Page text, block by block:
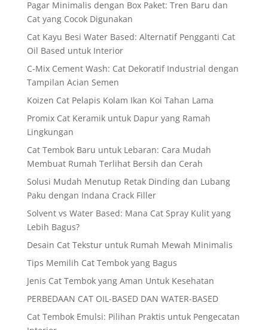
Pagar Minimalis dengan Box Paket: Tren Baru dan
Cat yang Cocok Digunakan
Cat Kayu Besi Water Based: Alternatif Pengganti Cat
Oil Based untuk Interior
C-Mix Cement Wash: Cat Dekoratif Industrial dengan
Tampilan Acian Semen
Koizen Cat Pelapis Kolam Ikan Koi Tahan Lama
Promix Cat Keramik untuk Dapur yang Ramah
Lingkungan
Cat Tembok Baru untuk Lebaran: Cara Mudah
Membuat Rumah Terlihat Bersih dan Cerah
Solusi Mudah Menutup Retak Dinding dan Lubang
Paku dengan Indana Crack Filler
Solvent vs Water Based: Mana Cat Spray Kulit yang
Lebih Bagus?
Desain Cat Tekstur untuk Rumah Mewah Minimalis
Tips Memilih Cat Tembok yang Bagus
Jenis Cat Tembok yang Aman Untuk Kesehatan
PERBEDAAN CAT OIL-BASED DAN WATER-BASED
Cat Tembok Emulsi: Pilihan Praktis untuk Pengecatan